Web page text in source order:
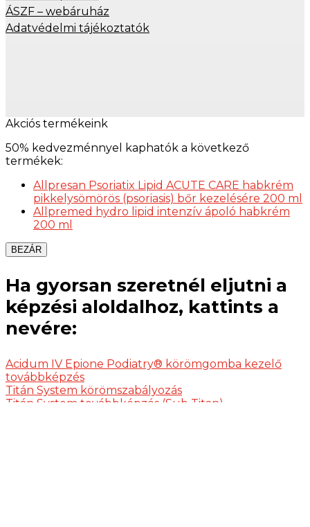
ÁSZF – webáruház
Adatvédelmi tájékoztatók
Akciós termékeink
50% kedvezménnyel kaphatók a következő
termékek:
Allpresan Psoriatix Lipid ACUTE CARE habkrém
pikkelysömörös (psoriasis) bőr kezelésére 200 ml
Allpremed hydro lipid intenzív ápoló habkrém
200 ml
BEZÁR
Ha gyorsan szeretnél eljutni a
képzési aloldalhoz, kattints a
nevére:
Acidum IV Epione Podiatry® körömgomba kezelő
továbbképzés
Titán System körömszabályozás
Titán System továbbképzés (Sub Titan)